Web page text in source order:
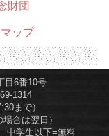
財団
ップ
目6番10号
1314
まで）
合は翌日）
学生以下=無料